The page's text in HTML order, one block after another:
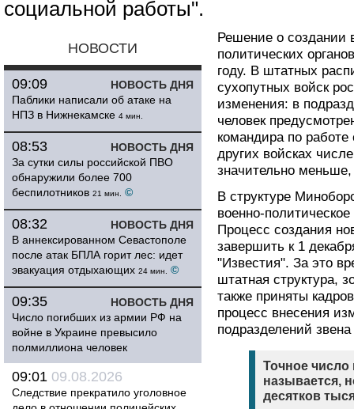
социальной работы".
НОВОСТИ
НОВОСТЬ ДНЯ
09:09
Паблики написали об атаке на
НПЗ в Нижнекамске 4 мин.
НОВОСТЬ ДНЯ
08:53
За сутки силы российской ПВО
обнаружили более 700
беспилотников 21 мин. ©
НОВОСТЬ ДНЯ
08:32
В аннексированном Севастополе
после атак БПЛА горит лес: идет
эвакуация отдыхающих 24 мин. ©
НОВОСТЬ ДНЯ
09:35
Число погибших из армии РФ на
войне в Украине превысило
полмиллиона человек
09:01 09.08.2026
Следствие прекратило уголовное
Решение о создании
политических
году. В штатных
сухопутных войск
изменения: в
человек
командира по
других войсках
значительно меньше,
В структуре
военно-
Процесс создания
завершить к 1
"Известия". За это
штатная структура,
также приняты
процесс внесения
подразделений
Точное число
называется,
десятков